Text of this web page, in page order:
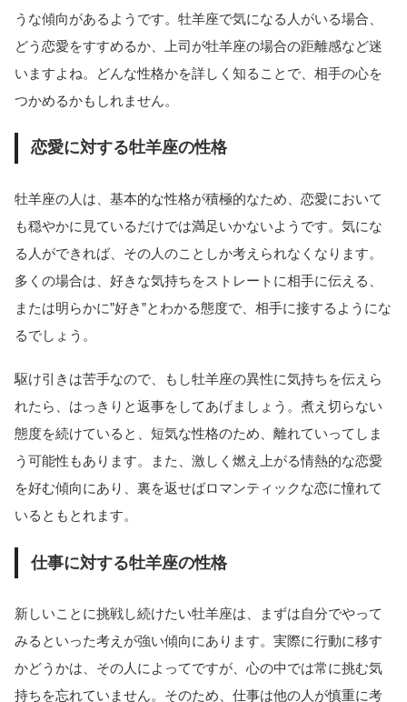
うな傾向があるようです。牡羊座で気になる人がいる場合、
どう恋愛をすすめるか、上司が牡羊座の場合の距離感など迷
いますよね。どんな性格かを詳しく知ることで、相手の心を
つかめるかもしれません。
恋愛に対する牡羊座の性格
牡羊座の人は、基本的な性格が積極的なため、恋愛において
も穏やかに見ているだけでは満足いかないようです。気にな
る人ができれば、その人のことしか考えられなくなります。
多くの場合は、好きな気持ちをストレートに相手に伝える、
または明らかに”好き”とわかる態度で、相手に接するようにな
るでしょう。
駆け引きは苦手なので、もし牡羊座の異性に気持ちを伝えら
れたら、はっきりと返事をしてあげましょう。煮え切らない
態度を続けていると、短気な性格のため、離れていってしま
う可能性もあります。また、激しく燃え上がる情熱的な恋愛
を好む傾向にあり、裏を返せばロマンティックな恋に憧れて
いるともとれます。
仕事に対する牡羊座の性格
新しいことに挑戦し続けたい牡羊座は、まずは自分でやって
みるといった考えが強い傾向にあります。実際に行動に移す
かどうかは、その人によってですが、心の中では常に挑む気
持ちを忘れていません。そのため、仕事は他の人が慎重に考